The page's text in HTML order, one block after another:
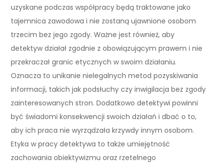
uzyskane podczas współpracy będą traktowane jako
tajemnica zawodowa i nie zostaną ujawnione osobom
trzecim bez jego zgody. Ważne jest również, aby
detektyw działał zgodnie z obowiązującym prawem i nie
przekraczał granic etycznych w swoim działaniu.
Oznacza to unikanie nielegalnych metod pozyskiwania
informacji, takich jak podsłuchy czy inwigilacja bez zgody
zainteresowanych stron. Dodatkowo detektywi powinni
być świadomi konsekwencji swoich działań i dbać o to,
aby ich praca nie wyrządzała krzywdy innym osobom.
Etyka w pracy detektywa to także umiejętność
zachowania obiektywizmu oraz rzetelnego